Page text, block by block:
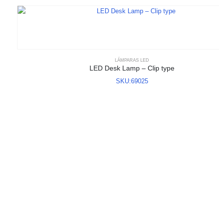
LÁMPARAS LED
LED Desk Lamp – Clip type
SKU:69025